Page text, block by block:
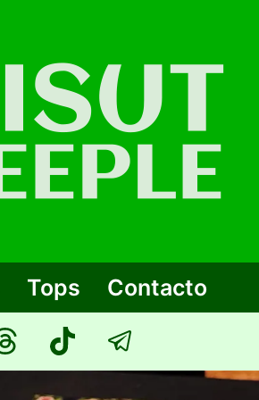
Tops Contacto